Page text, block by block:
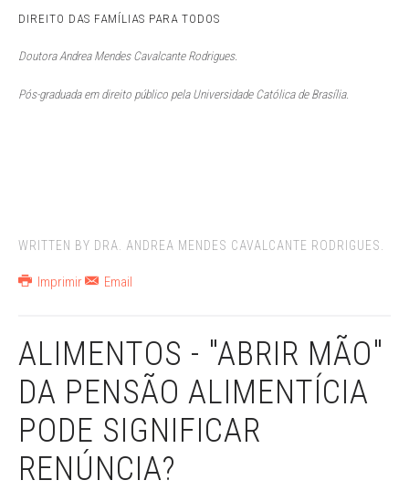
DIREITO DAS FAMÍLIAS PARA TODOS
Doutora Andrea Mendes Cavalcante Rodrigues.
Pós-graduada em direito público pela Universidade Católica de Brasília.
WRITTEN BY DRA. ANDREA MENDES CAVALCANTE RODRIGUES.
Imprimir Email
ALIMENTOS - "ABRIR MÃO"
DA PENSÃO ALIMENTÍCIA
PODE SIGNIFICAR
RENÚNCIA?